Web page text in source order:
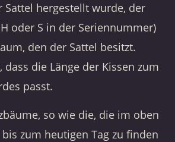
Sattel hergestellt wurde, der
oder S in der Seriennummer)
den der Sattel besitzt.
dass die Länge der Kissen zum
passt.
so wie die, die im oben
zum heutigen Tag zu finden